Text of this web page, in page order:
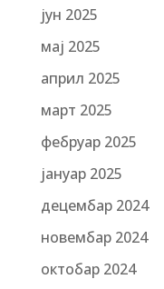
јун 2025
мај 2025
април 2025
март 2025
фебруар 2025
јануар 2025
децембар 2024
новембар 2024
октобар 2024